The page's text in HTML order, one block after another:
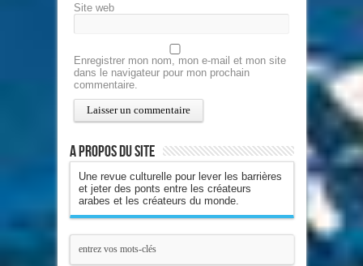
Site web
Enregistrer mon nom, mon e-mail et mon site
dans le navigateur pour mon prochain
commentaire.
A propos du site
Une revue culturelle pour lever les barrières
et jeter des ponts entre les créateurs
arabes et les créateurs du monde.